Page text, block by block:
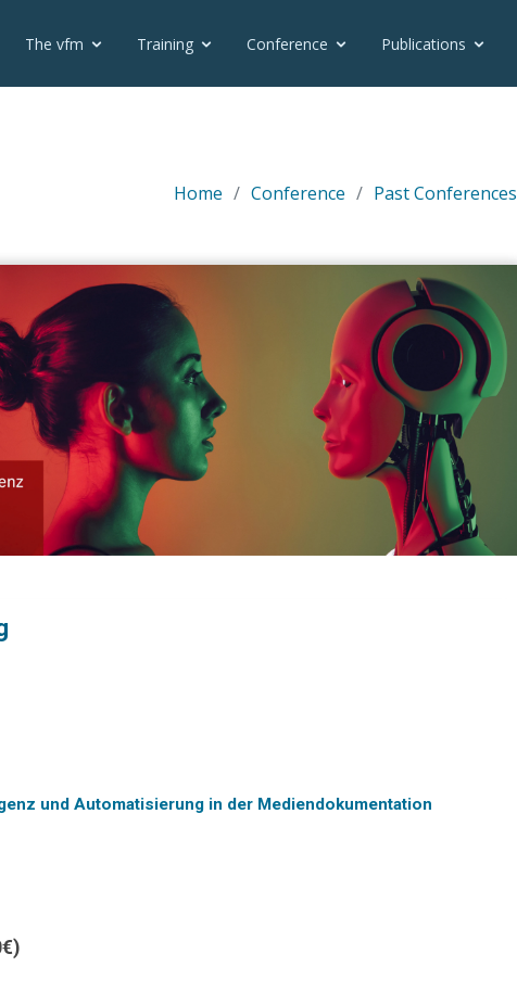
The vfm Training Conference Publications
Home Conference Past Conferences
und Automatisierung in der Mediendokumentation